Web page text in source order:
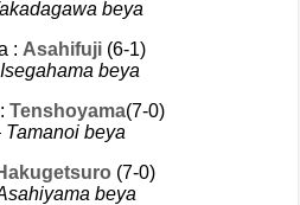
beya
: Asahifuji (6-1)
Isegahama beya
:Tenshoyama(7-0)
Tamanoi beya
(7-0)
beya